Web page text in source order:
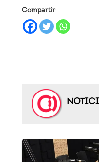
Compartir